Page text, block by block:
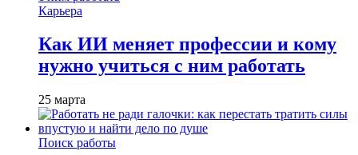
Карьера
Как ИИ меняет профессии и кому
нужно учиться с ним работать
25 марта
Поиск работы